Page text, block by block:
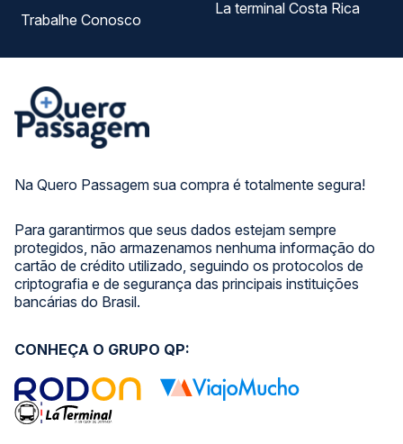
Na Quero Passagem sua compra é totalmente segura!
Para garantirmos que seus dados estejam sempre
protegidos, não armazenamos nenhuma informação do
cartão de crédito utilizado, seguindo os protocolos de
criptografia e de segurança das principais instituições
bancárias do Brasil.
Trabalhe Conosco
La terminal Costa Rica
CONHEÇA O GRUPO QP: